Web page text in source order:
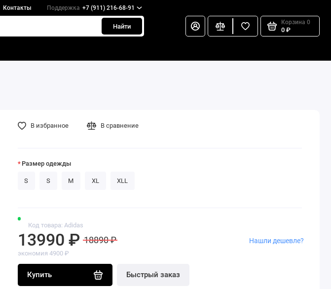
Контакты Поддержка +7 (911) 216-68-91
Найти
Корзина 0
0 ₽
Код товара: Adidas
13990 ₽ 18890 ₽
экономия 4900 ₽
Купить Быстрый заказ
Нашли дешевле?
В избранное В сравнение
Размер одежды
S S M XL XLL